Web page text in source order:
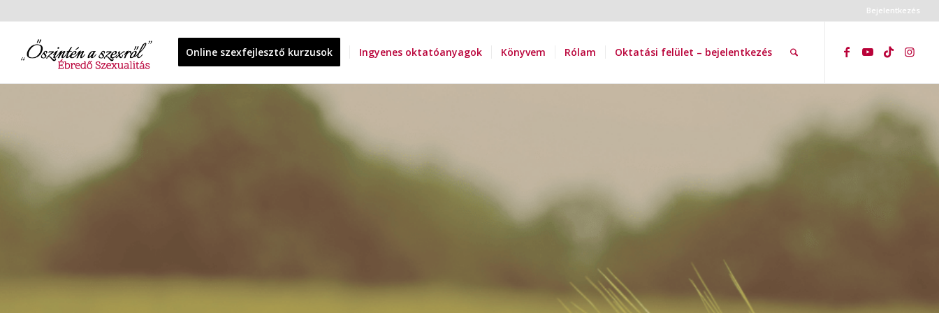
Bejelentkezés
Online szexfejlesztő kurzusok Ingyenes oktatóanyagok Könyvem Rólam Oktatási felület – bejelentkezés